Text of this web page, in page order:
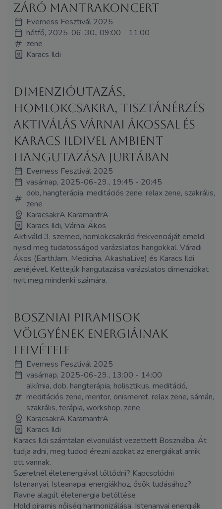
Záró mantrakoncert
Everness Fesztivál 2025
hétfő, 2025-06-30., 09:00 - 11:00
zene
Karacs Ildi
Dimenzióutazás,
homlokcsakra, tisztánérzés
aktiválás Várnai Ákossal és
Karacs Ildivel ambient
hangutazása jurtában
Everness Fesztivál 2025
vasárnap, 2025-06-29., 19:45 - 20:45
dob, hangterápia, meditációs zene, relax zene, szakrális,
zene
KaracsakrA KaramantrA
Karacs Ildi, Várnai Ákos
Aktiváld 3. szemed, homlokcsakrád frekvenciáját emeld,
nyisd meg tudatosságod varázslatos hangokkal. Váradi
Ákos (EarthJam, Medicína, AkashaLive) és Karacs Ildi
zenéjével. Kettejük hangutazása varázslatos dimenziókat
nyit meg mindenki számára.
Boszniai piramisok
völgyének energiáinak
felvétele
Everness Fesztivál 2025
vasárnap, 2025-06-29., 13:00 - 14:00
alkímia, dob, hangterápia, holisztikus, meditáció,
meditációs zene, mentor, önismeret, relax zene, sámán,
szakrális, terápia, workshop, zene
KaracsakrA KaramantrA
Karacs Ildi
Karacs Ildi számtalan elvonulást vezettett Boszniába. Át
tudja adni, meg tudod érezni azokat az energiákat amik
ott vannak.
Szeretnél életenergiával töltődni? Kapcsolódni
Istenanyai, Isteanapai energiákhoz, ősök tudásához?
Ravne alagút életenergia betöltése
Hold piramis nőiség harmonizálása, Istenanyai energiák